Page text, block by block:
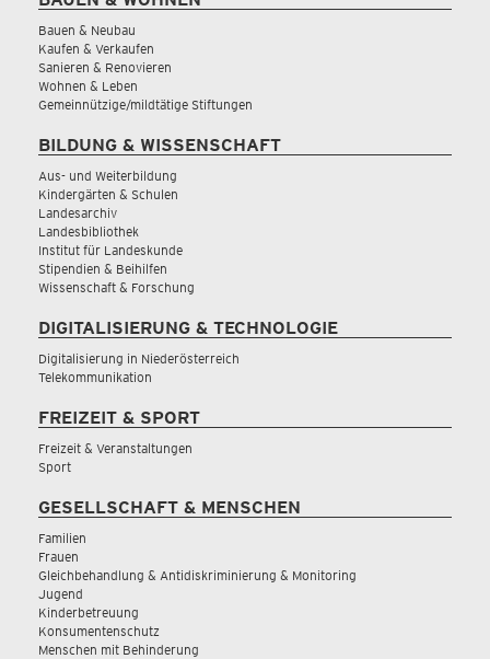
Bauen & Neubau
Kaufen & Verkaufen
Sanieren & Renovieren
Wohnen & Leben
Gemeinnützige/mildtätige Stiftungen
BILDUNG & WISSENSCHAFT
Aus- und Weiterbildung
Kindergärten & Schulen
Landesarchiv
Landesbibliothek
Institut für Landeskunde
Stipendien & Beihilfen
Wissenschaft & Forschung
DIGITALISIERUNG & TECHNOLOGIE
Digitalisierung in Niederösterreich
Telekommunikation
FREIZEIT & SPORT
Freizeit & Veranstaltungen
Sport
GESELLSCHAFT & MENSCHEN
Familien
Frauen
Gleichbehandlung & Antidiskriminierung & Monitoring
Jugend
Kinderbetreuung
Konsumentenschutz
Menschen mit Behinderung